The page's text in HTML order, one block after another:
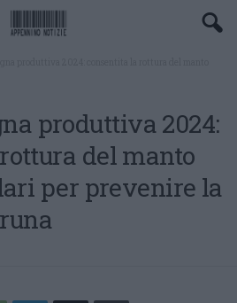
produttiva 2024:
del manto
per prevenire la